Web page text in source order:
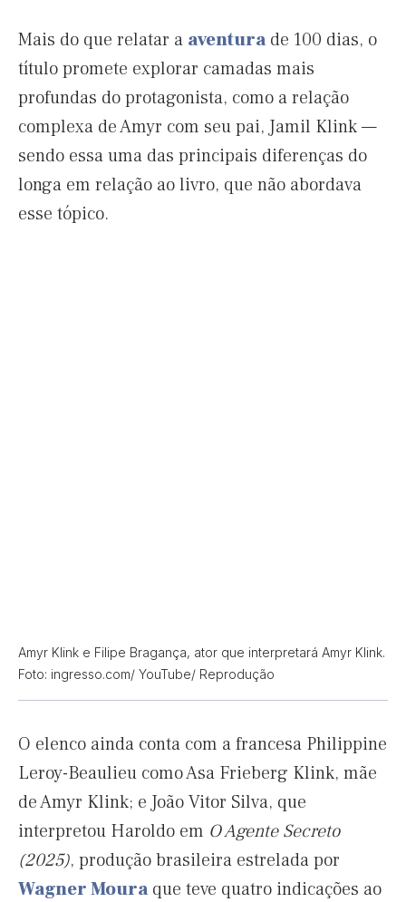
Mais do que relatar a aventurade 100 dias, o
título promete explorar camadas mais
profundas do protagonista, como a relação
complexa de Amyr com seu pai, Jamil Klink —
sendo essa uma das principais diferenças do
longa em relação ao livro, que não abordava
esse tópico.
Amyr Klink e Filipe Bragança, ator que interpretará Amyr Klink.
Foto: ingresso.com/ YouTube/ Reprodução
O elenco ainda conta com a francesa Philippine
Leroy-Beaulieu como Asa Frieberg Klink, mãe
de Amyr Klink; e João Vitor Silva, que
interpretou Haroldo em O Agente Secreto
(2025), produção brasileira estrelada por
Wagner Mouraque teve quatro indicações ao